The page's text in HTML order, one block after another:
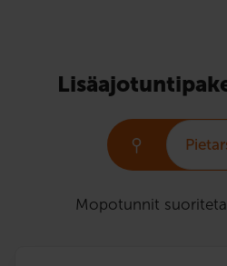
Mopotunnit